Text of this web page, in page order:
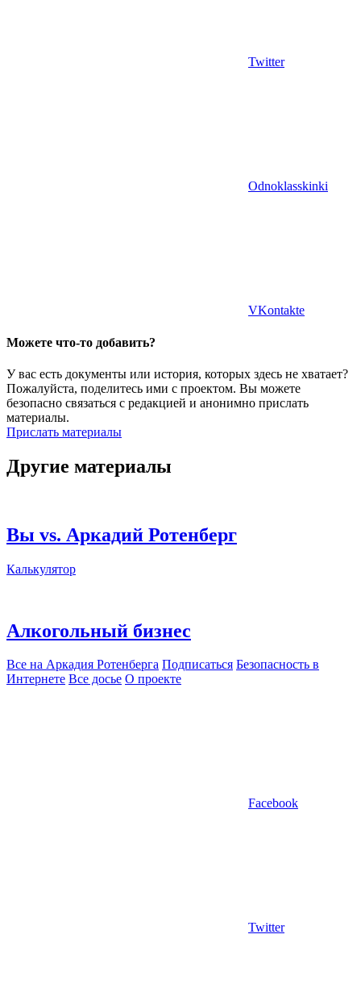
Twitter
Odnoklasskinki
VKontakte
Можете что-то добавить?
У вас есть документы или история, которых здесь не хватает?
Пожалуйста, поделитесь ими с проектом. Вы можете
безопасно связаться с редакцией и анонимно прислать
материалы.
Прислать материалы
Другие материалы
Вы vs. Аркадий Ротенберг
Калькулятор
Алкогольный бизнес
Все на Аркадия Ротенберга Подписаться Безопасность в
Интернете Все досье О проекте
Facebook
Twitter